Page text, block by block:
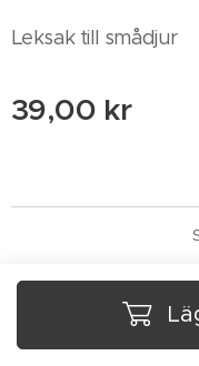
Leksak till smådjur
39,00 kr